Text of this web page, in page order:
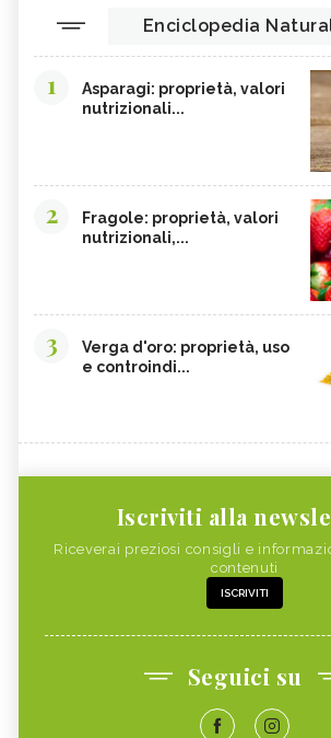
Enciclopedia
1
Asparagi: proprietà, valori
nutrizionali...
2
Fragole: proprietà, valori
nutrizionali,...
3
Verga d'oro: proprietà, uso
e controindi...
Iscriviti alla
Riceverai preziosi consigli e
contenuti
ISCRIVITI
Seguici su